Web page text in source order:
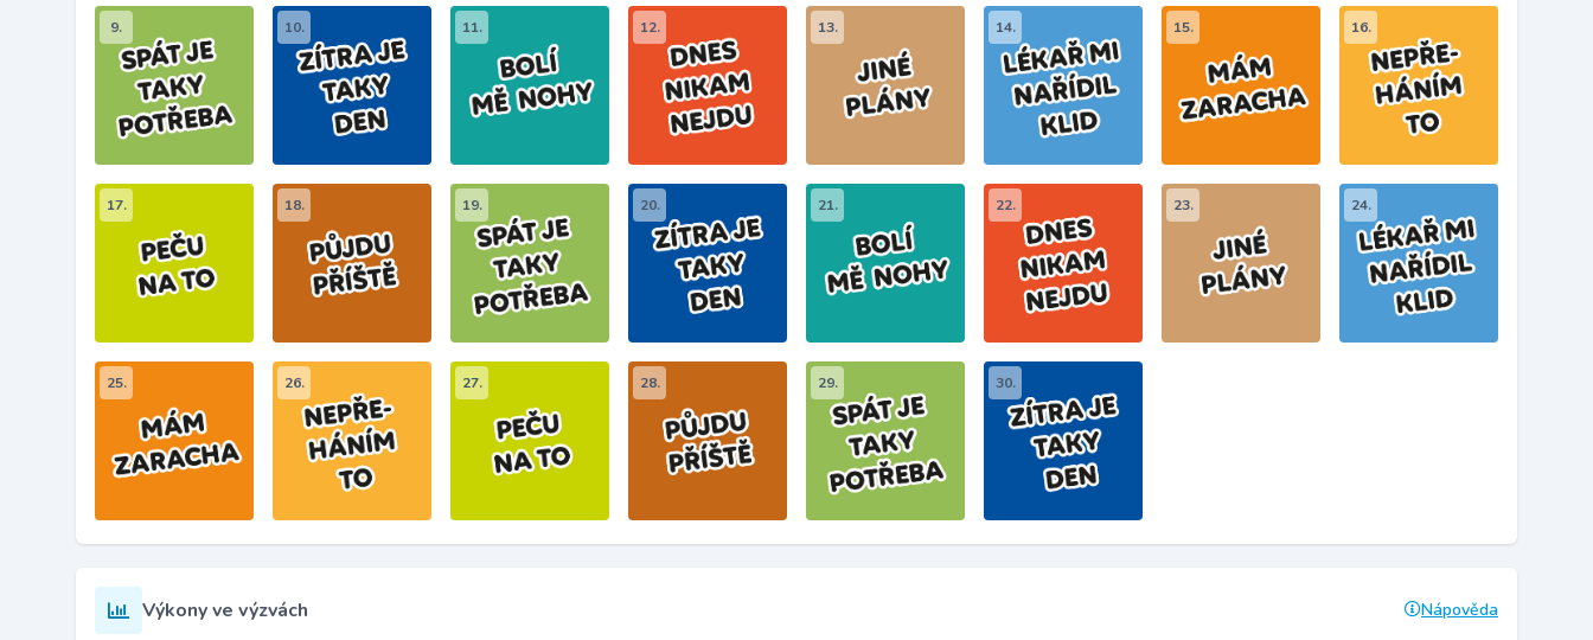
9. 10. 11. 12. 13. 14. 15. 16.
17. 18. 19. 20. 21. 22. 23. 24.
25. 26. 27. 28. 29. 30.
Výkony ve výzvách Nápověda